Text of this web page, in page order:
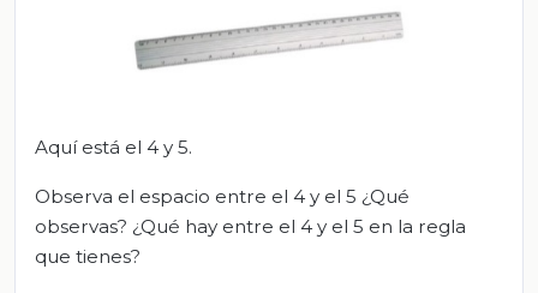
Aquí está el 4 y 5.
Observa el espacio entre el 4 y el 5 ¿Qué
observas? ¿Qué hay entre el 4 y el 5 en la regla
que tienes?